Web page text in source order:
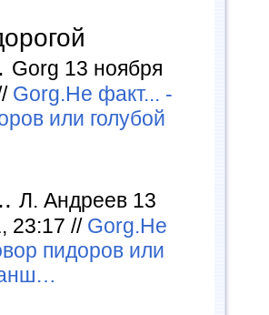
Gorg 13 ноября
Gorg.Не факт... -
или голубой
Л. Андреев 13
23:17 // Gorg.Не
пидоров или